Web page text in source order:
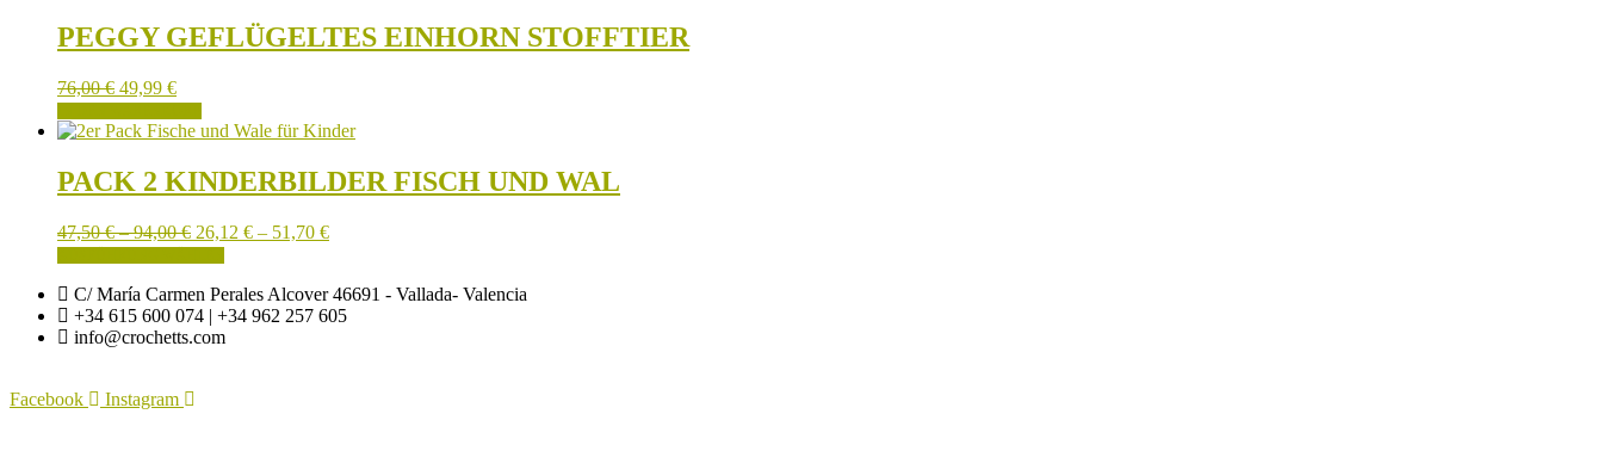
PEGGY GEFLÜGELTES EINHORN STOFFTIER
76,00€ 49,99 €
PACK 2 KINDERBILDER FISCH UND WAL
47,50€ –94,00€Preisspanne:
47,50 €
94,00 €
26,12 € – 51,70 €Preisspanne:
51,70 €
Dieses
weist
mehrere
Varianten
C/ María Carmen Perales Alcover 46691 - Vallada- Valencia
+34 615 600 074 | +34 962 257 605
info@crochetts.com
Facebook
Instagram